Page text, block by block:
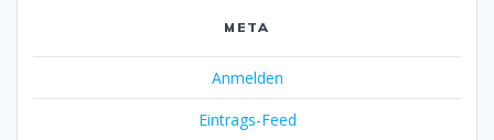
META
Anmelden
Eintrags-Feed